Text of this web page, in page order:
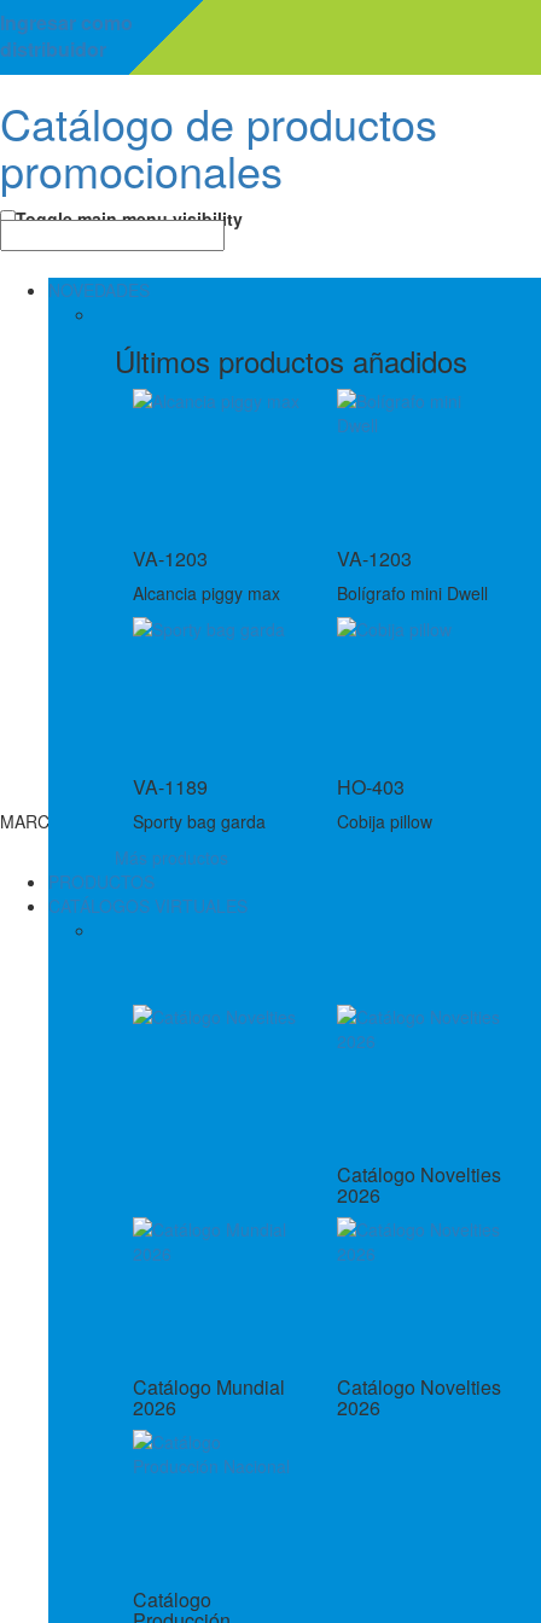
Ingresar como
distribuidor
Catálogo de productos
promocionales
Toggle main menu visibility
NOVEDADES
Últimos productos añadidos
VA-1203
Alcancia piggy max
VA-1203
Bolígrafo mini Dwell
VA-1189
Sporty bag garda
HO-403
Cobija pillow
Más productos
PRODUCTOS
CATÁLOGOS VIRTUALES
Catálogo Novelties
2026
Catálogo Mundial
2026
Catálogo Novelties
2026
Catálogo
MARCAS